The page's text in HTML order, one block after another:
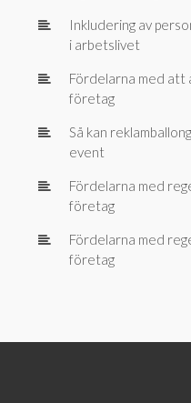
Inkludering av
i arbetslivet
Fördelarna med
företag
Så kan
event
Fördelarna med
företag
Fördelarna med
företag